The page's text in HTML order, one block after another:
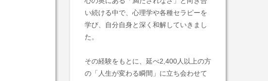
い続ける中で、心理学や各種セラピーを
学び、自分自身と深く和解していきまし
た。
その経験をもとに、延べ2,400人以上の方
の「人生が変わる瞬間」に立ち会わせて